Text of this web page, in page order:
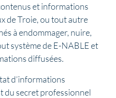
et informations
de Troie, ou tout autre
à endommager, nuire,
système de E-NABLE et
diffusées.
d’informations
du secret professionnel